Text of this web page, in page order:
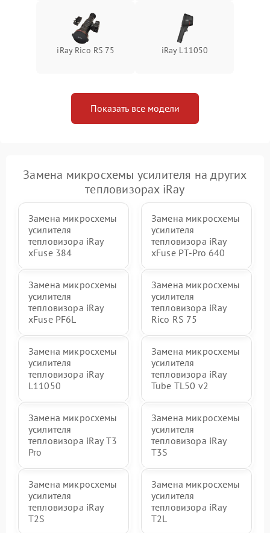
iRay Rico RS 75 iRay L11050
Показать все модели
Замена микросхемы усилителя на других
тепловизорах iRay
Замена микросхемы
усилителя
тепловизора iRay
xFuse 384
Замена микросхемы
усилителя
тепловизора iRay
xFuse PT-Pro 640
Замена микросхемы
усилителя
тепловизора iRay
xFuse PF6L
Замена микросхемы
усилителя
тепловизора iRay
Rico RS 75
Замена микросхемы
усилителя
тепловизора iRay
L11050
Замена микросхемы
усилителя
тепловизора iRay
Tube TL50 v2
Замена микросхемы
усилителя
тепловизора iRay T3
Pro
Замена микросхемы
усилителя
тепловизора iRay
T3S
Замена микросхемы
усилителя
тепловизора iRay
T2S
Замена микросхемы
усилителя
тепловизора iRay
T2L